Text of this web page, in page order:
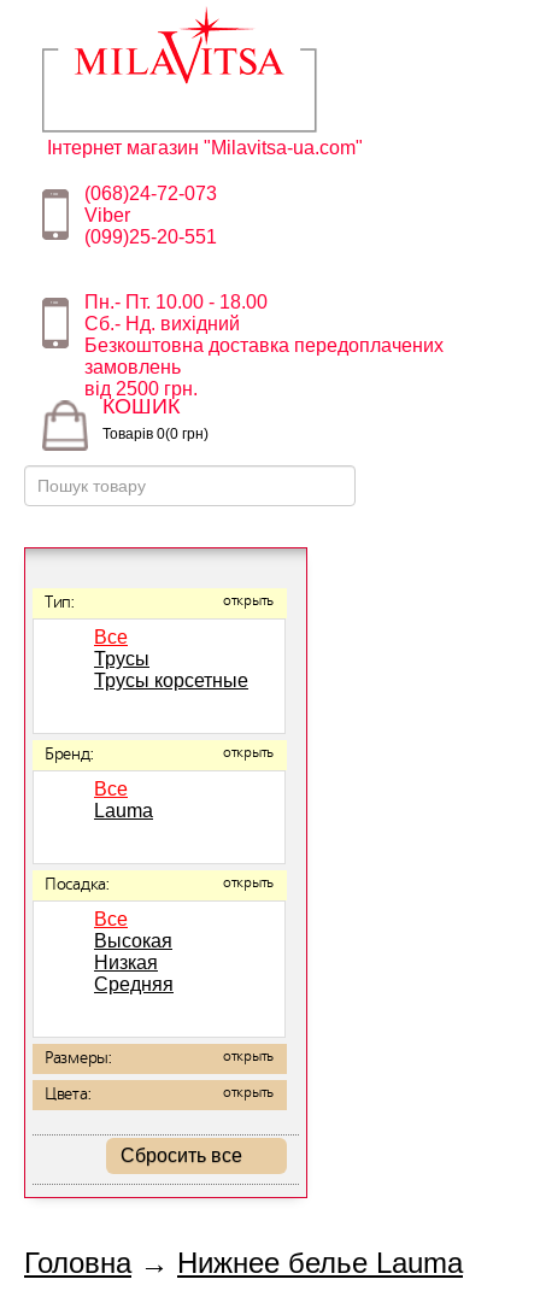
Інтернет магазин "Milavitsa-ua.com"
(068)24-72-073
Viber
(099)25-20-551
Пн.- Пт. 10.00 - 18.00
Сб.- Нд. вихідний
Безкоштовна доставка передоплачених
замовлень
від 2500 грн.
КОШИК
Товарів 0(0 грн)
Тип: открыть
Все
Трусы
Трусы корсетные
Бренд: открыть
Все
Lauma
Посадка: открыть
Все
Высокая
Низкая
Средняя
Размеры: открыть
Цвета: открыть
Сбросить все
Головна→ Нижнее белье Lauma